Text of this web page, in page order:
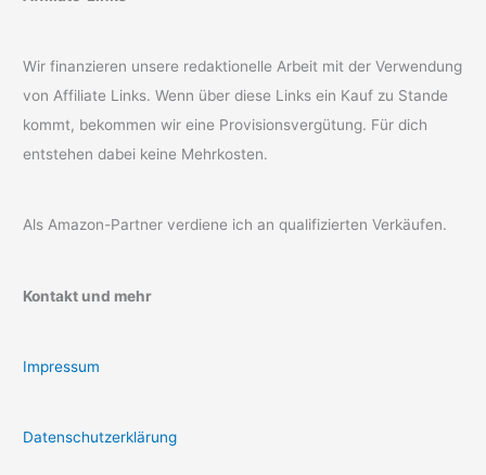
Wir finanzieren unsere redaktionelle Arbeit mit der Verwendung
von Affiliate Links. Wenn über diese Links ein Kauf zu Stande
kommt, bekommen wir eine Provisionsvergütung. Für dich
entstehen dabei keine Mehrkosten.
Als Amazon-Partner verdiene ich an qualifizierten Verkäufen.
Kontakt und mehr
Impressum
Datenschutzerklärung